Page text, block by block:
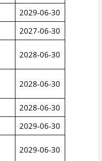
2029-06-30
2027-06-30
2028-06-30
2028-06-30
2028-06-30
2029-06-30
2029-06-30